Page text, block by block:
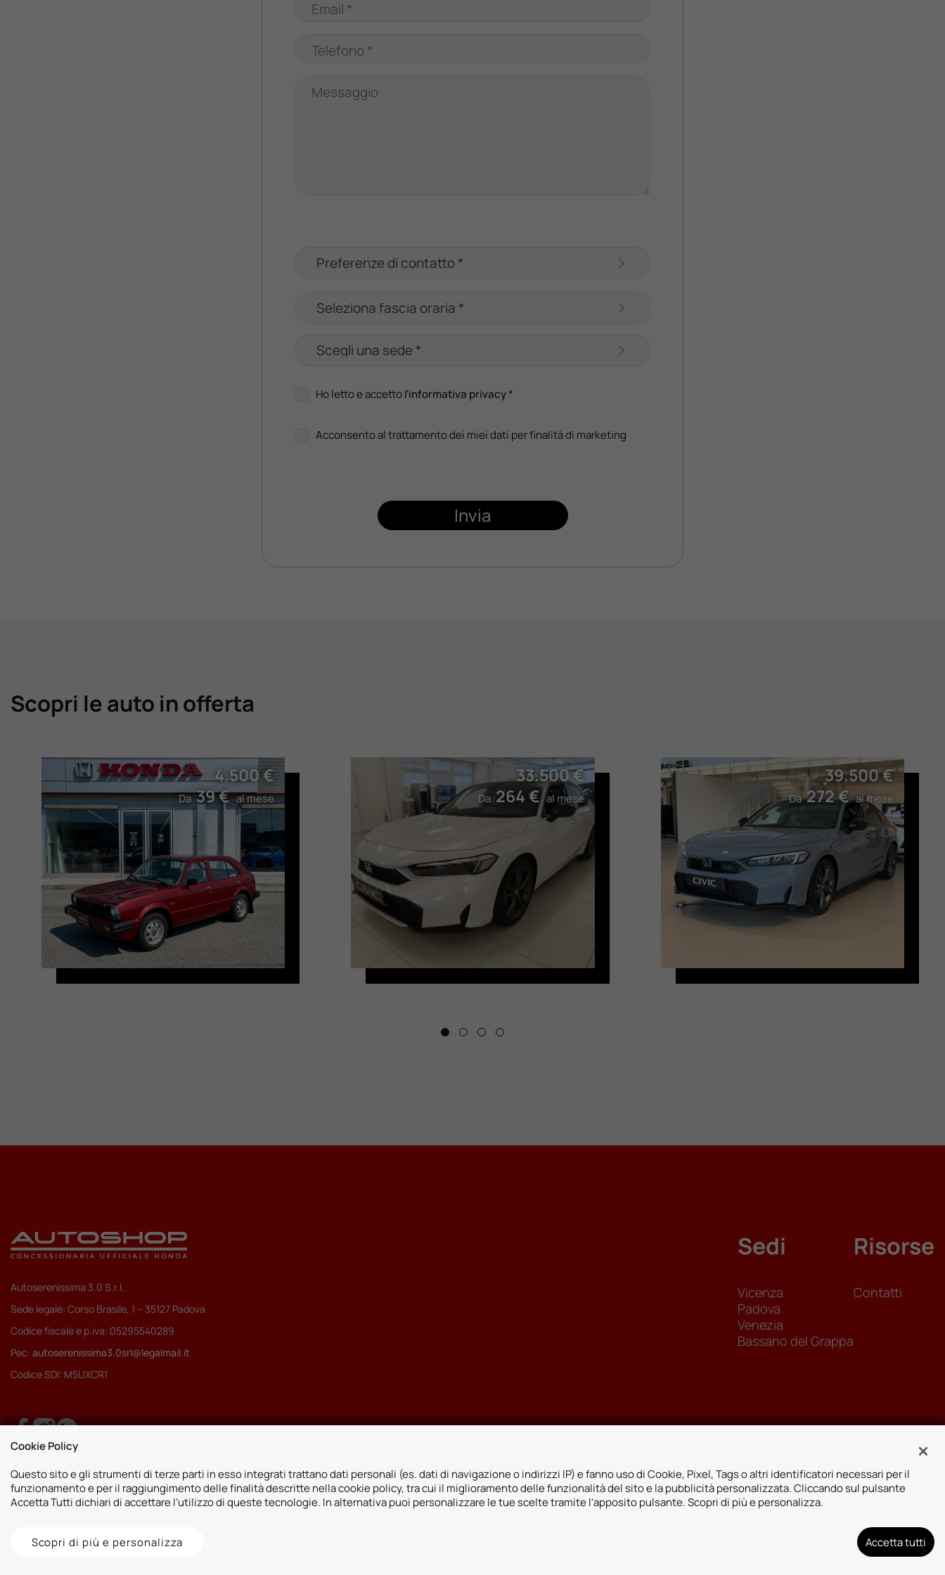
Email *
Telefono *
Messaggio
Ho letto e accettol'informativa privacy*
Acconsento al trattamento dei miei dati per finalità di marketing
Invia
Scopri le auto in offerta
4.500 €
Da39 €al mese
33.500 €
Da 264 €al mese
39.500 €
Da272 €al mese
Autoserenissima 3.0 S.r.l.
Sede legale: Corso Brasile, 1 – 35127 Padova
Codice fiscale e p.iva: 05295540289
Pec: autoserenissima3.0srl@legalmail.it
Codice SDI: M5UXCR1
Sedi
Vicenza
Padova
Venezia
Bassano del Grappa
Risorse
Contatti
2026 © Autoshop Srl. Tutti i diritti riservati.
Cookie Policy
Questo sito e gli strumenti di terze parti in esso integrati trattano dati personali (es. dati di navigazione o indirizzi IP) e fanno uso di Cookie, Pixel, Tags o altri identificatori necessari per il
funzionamento e per il raggiungimento delle finalità descritte nella cookie policy, tra cui il miglioramento delle funzionalità del sito e la pubblicità personalizzata. Cliccando sul pulsante
Accetta Tutti dichiari di accettare l'utilizzo di queste tecnologie. In alternativa puoi personalizzare le tue scelte tramite l'apposito pulsante. Scopri di più e personalizza.
Scopri di più e personalizza Accetta tutti